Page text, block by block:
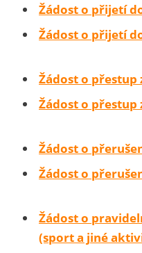
Žádost o přijetí
Žádost o přijetí
Žádost o přestup
Žádost o přestup
Žádost o
Žádost o
Žádost o
(sport a jiné